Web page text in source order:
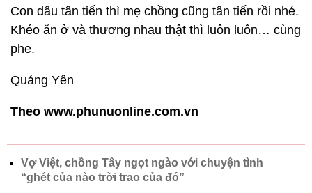
Con dâu tân tiến thì mẹ chồng cũng tân tiến rồi nhé.
Khéo ăn ở và thương nhau thật thì luôn luôn… cùng
phe.
Quảng Yên
Theo www.phunuonline.com.vn
Vợ Việt, chồng Tây ngọt ngào với chuyện tình
“ghét của nào trời trao của đó”